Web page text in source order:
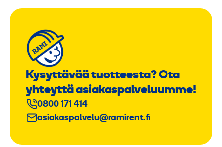
Kysyttävää tuotteesta? Ota
yhteyttä asiakaspalveluumme!
0800 171 414
asiakaspalvelu@ramirent.fi